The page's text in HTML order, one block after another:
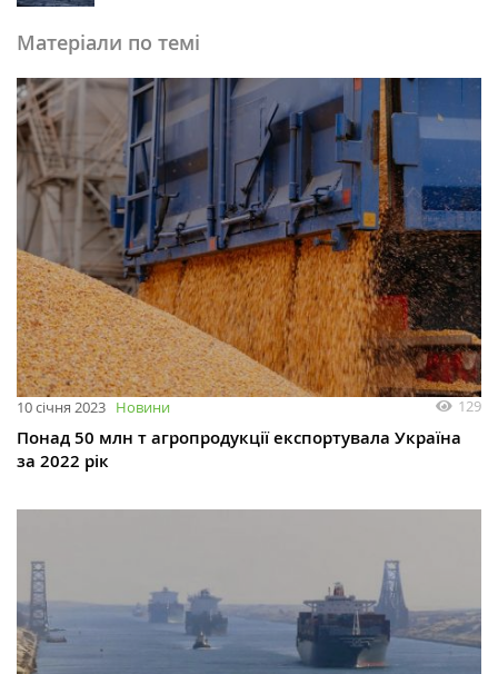
Матеріали по темі
10 січня 2023 Новини 129
Понад 50 млн т агропродукції експортувала Україна
за 2022 рік